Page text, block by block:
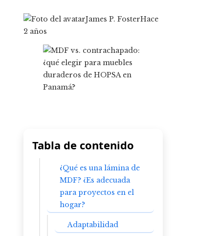
James P. FosterHace
2 años
Tabla de contenido
¿Qué es una lámina de
MDF? ¿Es adecuada
para proyectos en el
hogar?
Adaptabilidad